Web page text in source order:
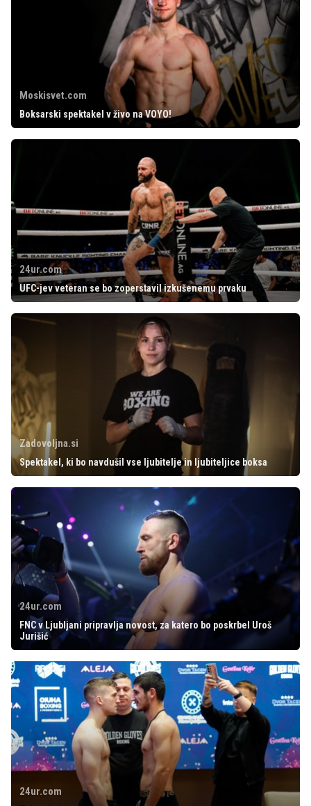
Moskisvet.com
Boksarski spektakel v živo na VOYO!
24ur.com
UFC-jev veteran se bo zoperstavil izkušenemu prvaku
Zadovoljna.si
Spektakel, ki bo navdušil vse ljubitelje in ljubiteljice boksa
24ur.com
FNC v Ljubljani pripravlja novost, za katero bo poskrbel Uroš
Jurišić
24ur.com